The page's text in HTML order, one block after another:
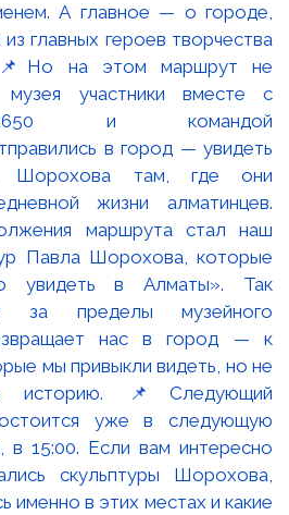
А главное — о городе,
главных героев творчества
на этом маршрут не
музея участники вместе с
и командой
в город — увидеть
Шорохова там, где они
жизни алматинцев.
маршрута стал наш
Павла Шорохова, которые
увидеть в Алматы». Так
за пределы музейного
нас в город — к
мы привыкли видеть, но не
историю. 📌Следующий
уже в следующую
в 15:00. Если вам интересно
скульптуры Шорохова,
именно в этих местах и какие